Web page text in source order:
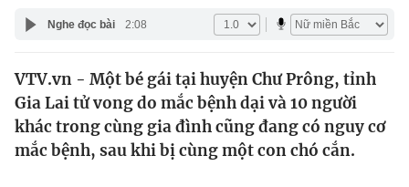
Thế giới
Tin tức
Kinh tế
Giáo dục
Nghe đọc bài 2:08
VTV.vn - Một bé gái tại huyện Chư Prông, tỉnh
Gia Lai tử vong do mắc bệnh dại và 10 người
khác trong cùng gia đình cũng đang có nguy cơ
mắc bệnh, sau khi bị cùng một con chó cắn.